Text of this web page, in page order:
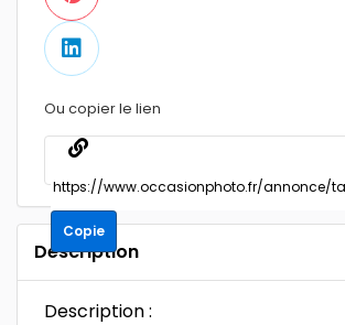
Ou copier le lien
Copie
Description
Description :